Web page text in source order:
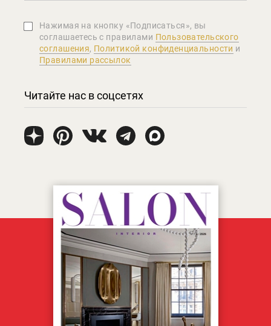
Нажимая на кнопку «Подписаться», вы
соглашаетеcь с правилами Пользовательского
соглашения, Политикой конфиденциальности и
Правилами рассылок
Читайте нас в соцсетях